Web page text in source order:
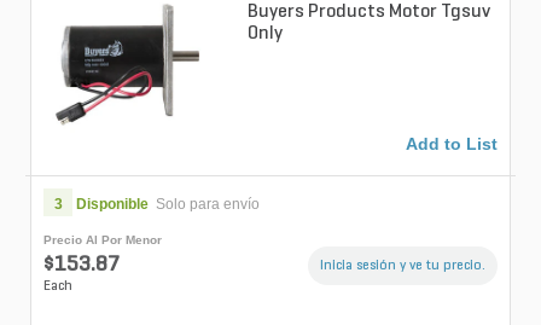
Buyers Products Motor Tgsuv
Only
Add to List
3 Disponible Solo para envío
Precio Al Por Menor
$153.87
Each
Inicia sesión y ve tu precio.